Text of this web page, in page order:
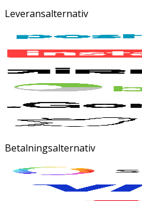
Leveransalternativ
Betalningsalternativ